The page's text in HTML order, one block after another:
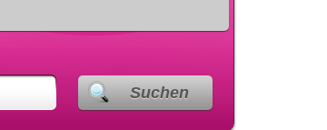
Suchen